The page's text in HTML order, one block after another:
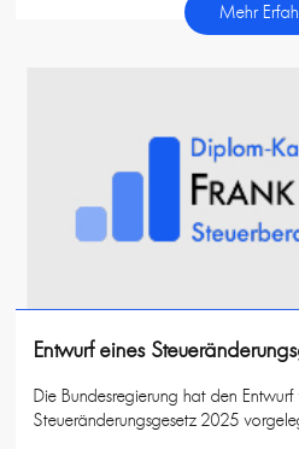
Mehr
Entwurf eines
Die Bundesregierung hat den Entwurf
Steueränderungsgesetz 2025